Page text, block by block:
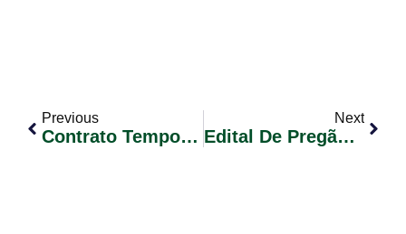
Previous
Contrato Temporário Conforme Lei Municipal Nº 2.313/2024 Edital De Convocação De Candidatos Nº 001/2024
Next
Edital De Pregão Eletrônico Nº 015/2024 – Registro De Preços Contratação De Empresa Especializada Em Prestação De Serviços Técnico-Pedagógicos Nas Ferramentas E Funcionalidades Vinculadas Ao Dominio Educacional Google Workspace For Education